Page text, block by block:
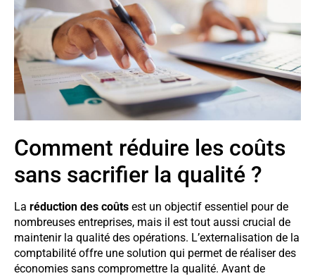
Comment réduire les coûts
sans sacrifier la qualité ?
La réduction des coûts est un objectif essentiel pour de
nombreuses entreprises, mais il est tout aussi crucial de
maintenir la qualité des opérations. L’externalisation de la
comptabilité offre une solution qui permet de réaliser des
économies sans compromettre la qualité. Avant de